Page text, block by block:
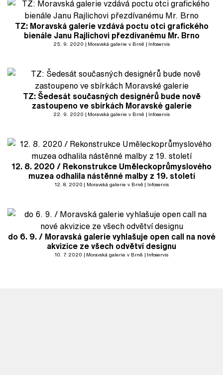
TZ: Moravská galerie vzdává poctu otci grafického
bienále Janu Rajlichovi přezdívanému Mr. Brno
25. 9. 2020 Moravská galerie v Brně Infoservis
TZ: Šedesát současných designérů bude nově
zastoupeno ve sbírkách Moravské galerie
22. 9. 2020 Moravská galerie v Brně Infoservis
12. 8. 2020 / Rekonstrukce Uměleckoprůmyslového
muzea odhalila nástěnné malby z 19. století
12. 8. 2020 Moravská galerie v Brně Infoservis
do 6. 9. / Moravská galerie vyhlašuje open call na nové
akvizice ze všech odvětví designu
10. 7. 2020 Moravská galerie v Brně Infoservis